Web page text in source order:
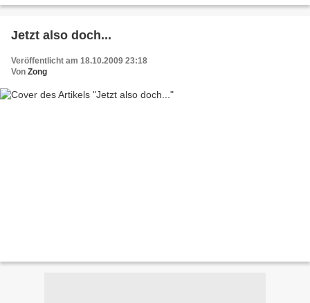
Jetzt also doch...
Veröffentlicht am 18.10.2009 23:18
Von Zong